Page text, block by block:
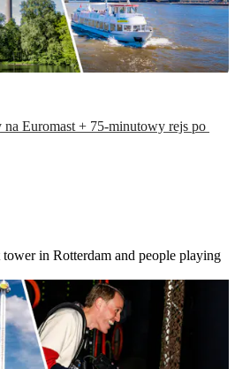
Euromast + 75-minutowy rejs po
in Rotterdam and people playing